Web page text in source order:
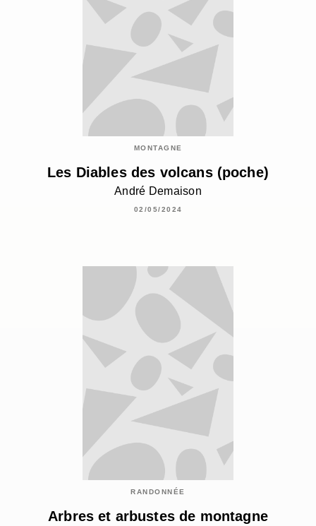
MONTAGNE
Les Diables des volcans (poche)
André Demaison
02/05/2024
RANDONNÉE
Arbres et arbustes de montagne